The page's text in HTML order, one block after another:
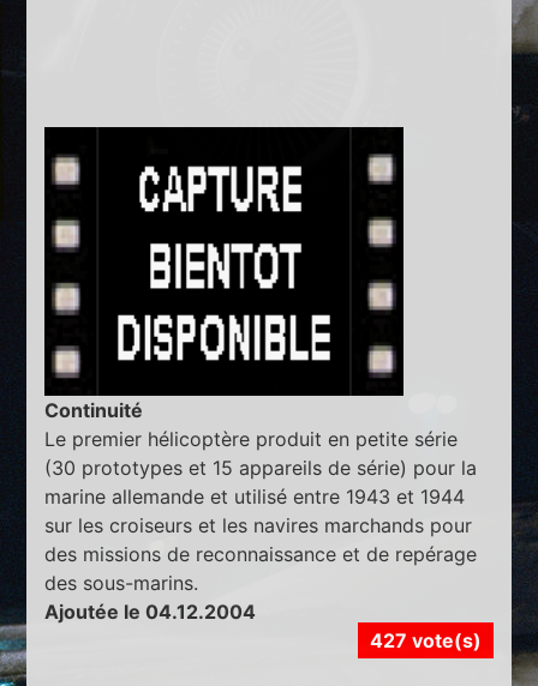
Continuité
Le premier hélicoptère produit en petite série
(30 prototypes et 15 appareils de série) pour la
marine allemande et utilisé entre 1943 et 1944
sur les croiseurs et les navires marchands pour
des missions de reconnaissance et de repérage
des sous-marins.
Ajoutée le 04.12.2004
427 vote(s)